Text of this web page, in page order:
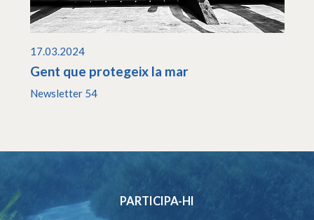
17.03.2024
Gent que protegeix la mar
Newsletter 54
PARTICIPA-HI